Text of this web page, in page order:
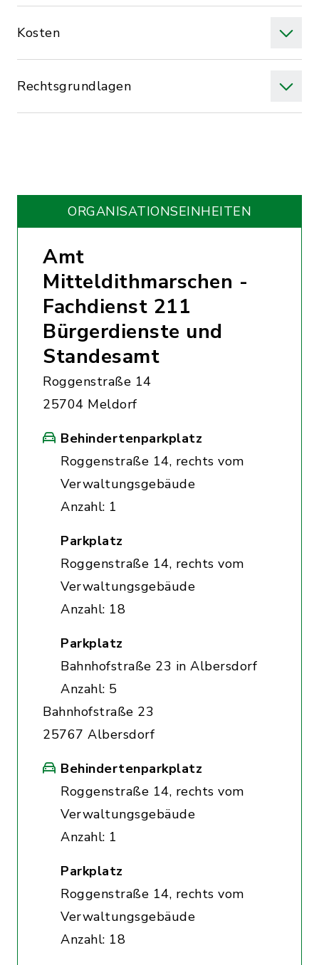
Kosten
Rechtsgrundlagen
ORGANISATIONS­EINHEITEN
Amt
Mitteldithmarschen -
Fachdienst 211
Bürgerdienste und
Standesamt
Roggenstraße 14
25704 Meldorf
Behindertenparkplatz
Roggenstraße 14, rechts vom
Verwaltungsgebäude
Anzahl: 1
Parkplatz
Roggenstraße 14, rechts vom
Verwaltungsgebäude
Anzahl: 18
Parkplatz
Bahnhofstraße 23 in Albersdorf
Anzahl: 5
Bahnhofstraße 23
25767 Albersdorf
Behindertenparkplatz
Roggenstraße 14, rechts vom
Verwaltungsgebäude
Anzahl: 1
Parkplatz
Roggenstraße 14, rechts vom
Verwaltungsgebäude
Anzahl: 18